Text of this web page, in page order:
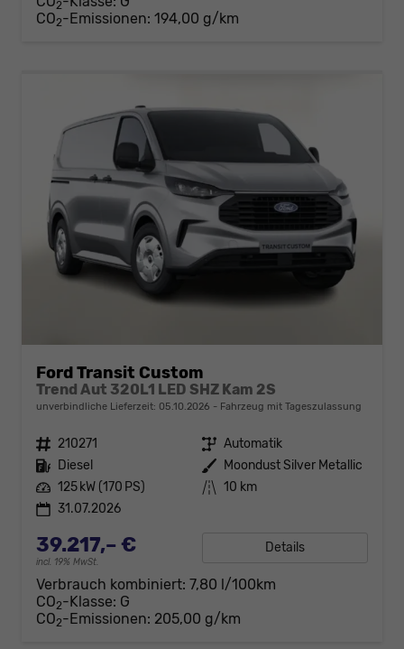
2
CO2-Emissionen: 194,00 g/km
Ford Transit Custom
Trend Aut 320L1 LED SHZ Kam 2S
unverbindliche Lieferzeit: 05.10.2026 Fahrzeug mit Tageszulassung
Fahrzeugnr. 210271 Getriebe Automatik
Kraftstoff Diesel Außenfarbe Moondust Silver Metallic
Leistung 125 kW (170 PS) Kilometerstand 10 km
31.07.2026
39.217,– €
incl. 19% MwSt.
Details
Verbrauch kombiniert: 7,80 l/100km
CO2-Klasse: G
CO2-Emissionen: 205,00 g/km